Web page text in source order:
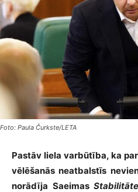
Foto: Paula Čurkste/LETA
Pastāv liela varbūtība, ka
vēlēšanās neatbalstīs
norādīja Saeimas